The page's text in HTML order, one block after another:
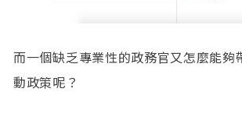
而一個缺乏專業性的政務官又怎麼能夠
動政策呢？